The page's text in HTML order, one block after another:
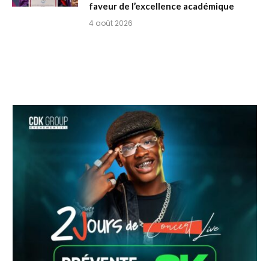
faveur de l’excellence académique
4 août 2026